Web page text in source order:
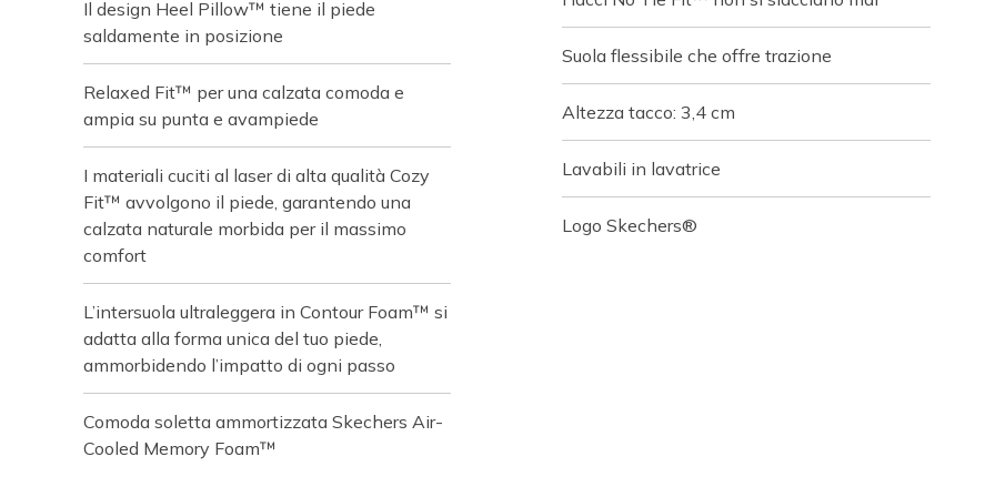
Il design Heel Pillow™ tiene il piede
saldamente in posizione
Relaxed Fit™ per una calzata comoda e
ampia su punta e avampiede
I materiali cuciti al laser di alta qualità Cozy
Fit™ avvolgono il piede, garantendo una
calzata naturale morbida per il massimo
comfort
L’intersuola ultraleggera in Contour Foam™ si
adatta alla forma unica del tuo piede,
ammorbidendo l’impatto di ogni passo
Comoda soletta ammortizzata Skechers Air-
Cooled Memory Foam™
Suola flessibile che offre trazione
Altezza tacco: 3,4 cm
Lavabili in lavatrice
Logo Skechers®